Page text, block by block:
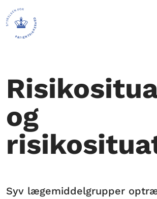
og
Syv lægemiddelgrupper